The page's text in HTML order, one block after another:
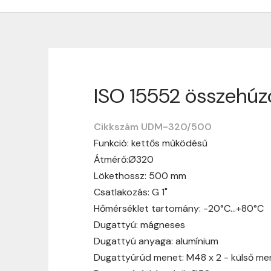
ISO 15552
Cikkszám UDM-320/500
Funkció: kettős működésű
Átmérő:Ø320
Lökethossz: 500 mm
Csatlakozás: G 1"
Hőmérséklet tartomány: -20°C…+80°C
Dugattyú: mágneses
Dugattyú anyaga: alumínium
Dugattyúrúd menet: M48 x 2 - külső
Szállítási
Nagyon köszönjük, hogy
vásárlásotok gördülékenyen és
hosszabb ideig tart, előre
Szállítási díj:
A szállítási díj függ
megtekinthetitek, mielőtt a